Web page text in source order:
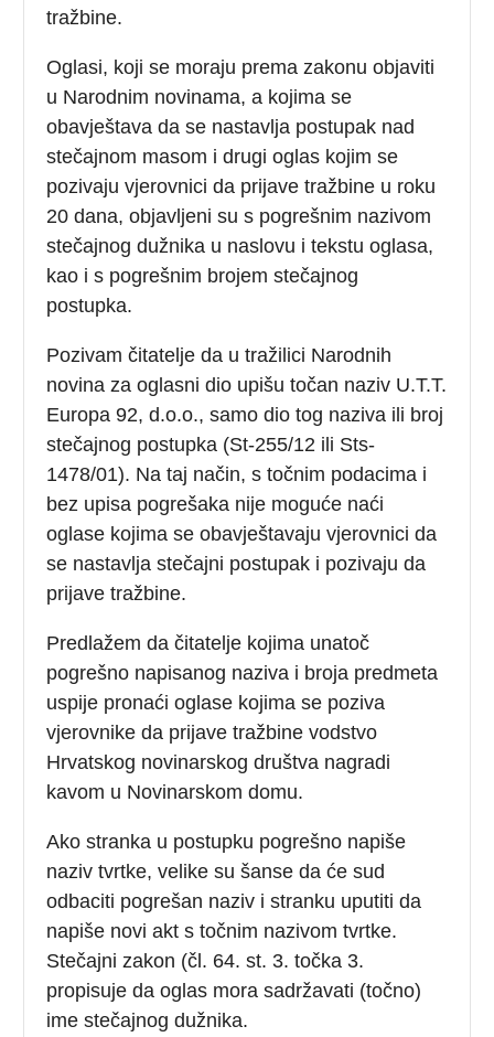
tražbine.
Oglasi, koji se moraju prema zakonu objaviti
u Narodnim novinama, a kojima se
obavještava da se nastavlja postupak nad
stečajnom masom i drugi oglas kojim se
pozivaju vjerovnici da prijave tražbine u roku
20 dana, objavljeni su s pogrešnim nazivom
stečajnog dužnika u naslovu i tekstu oglasa,
kao i s pogrešnim brojem stečajnog
postupka.
Pozivam čitatelje da u tražilici Narodnih
novina za oglasni dio upišu točan naziv U.T.T.
Europa 92, d.o.o., samo dio tog naziva ili broj
stečajnog postupka (St-255/12 ili Sts-
1478/01). Na taj način, s točnim podacima i
bez upisa pogrešaka nije moguće naći
oglase kojima se obavještavaju vjerovnici da
se nastavlja stečajni postupak i pozivaju da
prijave tražbine.
Predlažem da čitatelje kojima unatoč
pogrešno napisanog naziva i broja predmeta
uspije pronaći oglase kojima se poziva
vjerovnike da prijave tražbine vodstvo
Hrvatskog novinarskog društva nagradi
kavom u Novinarskom domu.
Ako stranka u postupku pogrešno napiše
naziv tvrtke, velike su šanse da će sud
odbaciti pogrešan naziv i stranku uputiti da
napiše novi akt s točnim nazivom tvrtke.
Stečajni zakon (čl. 64. st. 3. točka 3.
propisuje da oglas mora sadržavati (točno)
ime stečajnog dužnika.